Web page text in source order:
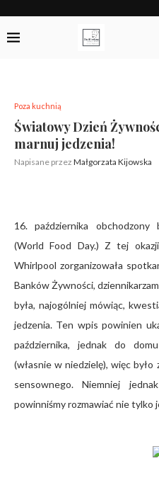
Poza kuchnią
Światowy Dzień
marnuj jedzenia!
Napisane przez Małgorzata Kijowska
16. października obchodzony
(World Food Day.) Z tej
Whirlpool zorganizowała
Banków Żywności,
była, najogólniej mówiąc,
jedzenia. Ten wpis powinien
października, jednak do
(własnie w niedzielę), więc było
sensownego. Niemniej
powinniśmy rozmawiać nie tylko